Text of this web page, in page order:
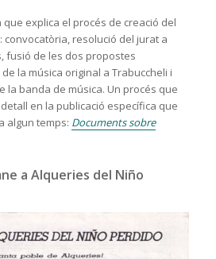
que explica el procés de creació del
convocatòria, resolució del jurat a
fusió de les dos propostes
la música original a Trabuccheli i
la banda de música. Un procés que
en la publicació específica que
algun temps: Documents sobre
a Alqueries del Niño